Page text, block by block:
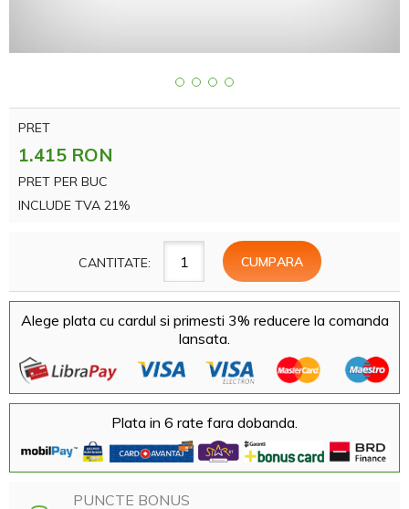
PRET
1.415 RON
PRET PER BUC
INCLUDE TVA 21%
CANTITATE:
Alege plata cu cardul si primesti 3% reducere la comanda
lansata.
Plata in 6 rate fara dobanda.
PUNCTE BONUS